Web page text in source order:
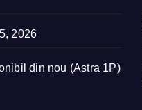
2026
din nou (Astra 1P)